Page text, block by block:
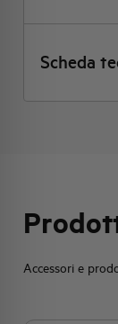
Scheda
Accessori e